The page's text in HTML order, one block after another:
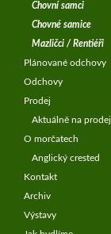
Chovní samci
Chovné samice
Mazličci / Rentiéři
Plánované odchovy
Odchovy
Prodej
Aktuálně na prodej
O morčatech
Anglický crested
Kontakt
Archiv
Výstavy